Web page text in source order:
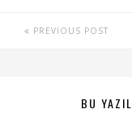
PREVIOUS POST
BU